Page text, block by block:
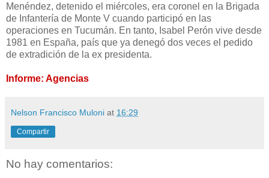
Menéndez, detenido el miércoles, era coronel en la Brigada
de Infantería de Monte V cuando participó en las
operaciones en Tucumán. En tanto, Isabel Perón vive desde
1981 en España, país que ya denegó dos veces el pedido
de extradición de la ex presidenta.
Informe: Agencias
Nelson Francisco Muloni at 16:29
Compartir
No hay comentarios: